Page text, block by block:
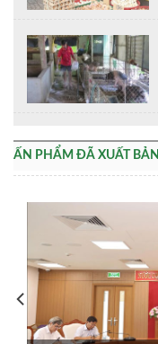
ẤN PHẨM ĐÃ XUẤT BẢN